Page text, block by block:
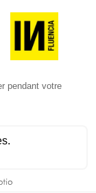
revue en